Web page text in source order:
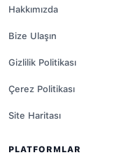
Hakkımızda
Bize Ulaşın
Gizlilik Politikası
Çerez Politikası
Site Haritası
PLATFORMLAR